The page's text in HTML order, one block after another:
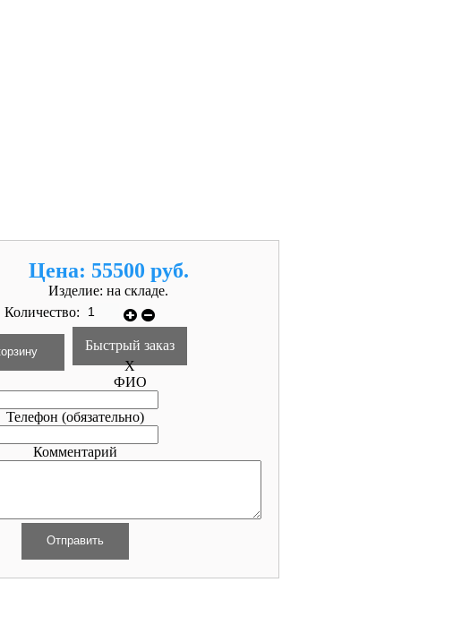
Цена: 55500 руб.
Изделие: на складе.
Количество:
Быстрый заказ
X
ФИО
Телефон (обязательно)
Комментарий